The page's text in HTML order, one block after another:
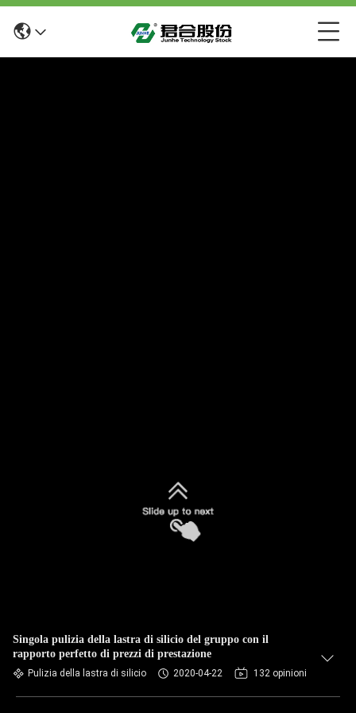
Singola pulizia della lastra di silicio del gruppo con il
rapporto perfetto di prezzi di prestazione
Pulizia della lastra di silicio 2020-04-22 132 opinioni